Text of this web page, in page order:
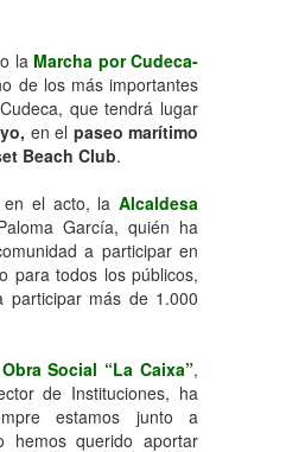
la Marcha por Cudeca-
de los más importantes
que tendrá lugar
en el paseo marítimo
Beach Club.
en el acto, la Alcaldesa
García, quién ha
a participar en
para todos los públicos,
más de 1.000
Obra Social “La Caixa”,
de Instituciones, ha
estamos junto a
hemos querido aportar